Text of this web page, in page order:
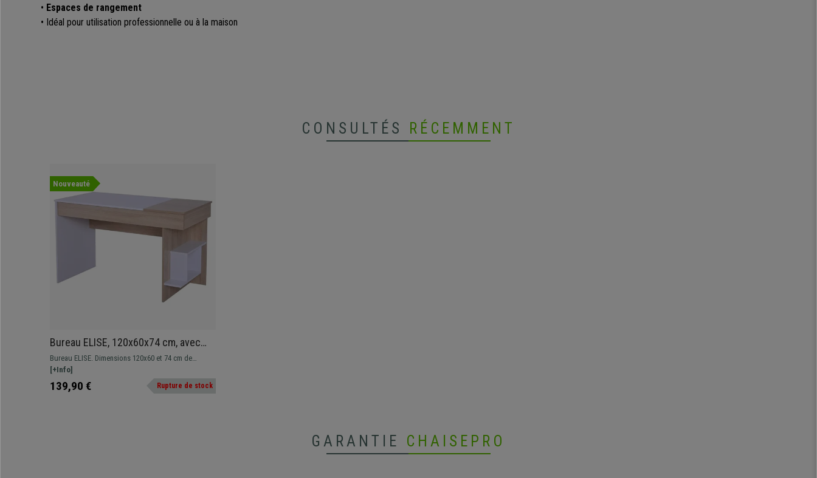
• Espaces de rangement
• Idéal pour utilisation professionnelle ou à la maison
CONSULTÉS RÉCEMMENT
Nouveauté
Bureau ELISE, 120x60x74 cm, avec
Plateau de Travail Rabattable, en Bois
couleur Chêne, Blanc
Bureau ELISE. Dimensions 120x60 et 74 cm de
hauteur. Bureau au design très moderne avec
plateau de travail rabattable, idéal pour ranger tout
type d'objets.
[+Info]
139,90 € Rupture de stock
GARANTIE CHAISEPRO